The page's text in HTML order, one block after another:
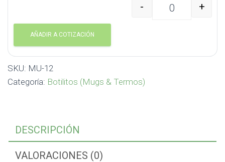
Botilito metálico
- +
AÑADIR A COTIZACIÓN
SKU: MU-12
Categoría: Botilitos (Mugs & Termos)
DESCRIPCIÓN
VALORACIONES (0)